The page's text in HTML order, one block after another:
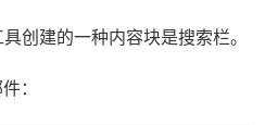
创建的一种内容块是搜索栏。
：